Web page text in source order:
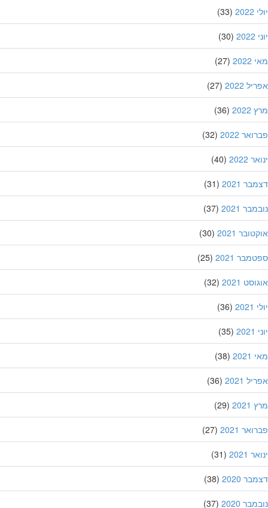
(33)
(30)
(27)
2022
(27)
(36)
2022
(32)
2022
(40)
2021
(31)
2021
(37)
2021
(30)
2021
(25)
2021
(32)
(36)
(35)
(38)
2021
(36)
(29)
2021
(27)
2021
(31)
2020
(38)
2020
(37)